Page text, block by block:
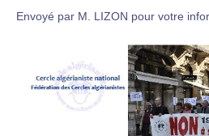
Envoyé par M. LIZON pour votre